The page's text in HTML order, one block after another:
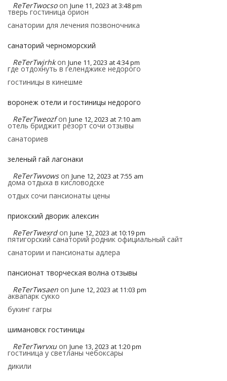
ReTerTwocso on June 11, 2023 at 3:48 pm
тверь гостиница орион
санатории для лечения позвоночника
санаторий черноморский
ReTerTwjrhk on June 11, 2023 at 4:34 pm
где отдохнуть в геленджике недорого
гостиницы в кинешме
воронеж отели и гостиницы недорого
ReTerTweozf on June 12, 2023 at 7:10 am
отель бриджит резорт сочи отзывы
санаториев
зеленый гай лагонаки
ReTerTwvows on June 12, 2023 at 7:55 am
дома отдыха в кисловодске
отдых сочи пансионаты цены
приокский дворик алексин
ReTerTwexrd on June 12, 2023 at 10:19 pm
пятигорский санаторий родник официальный сайт
санатории и пансионаты адлера
пансионат творческая волна отзывы
ReTerTwsaen on June 12, 2023 at 11:03 pm
аквапарк сукко
букинг гагры
шимановск гостиницы
ReTerTwrvxu on June 13, 2023 at 1:20 pm
гостиница у светланы чебоксары
дикили